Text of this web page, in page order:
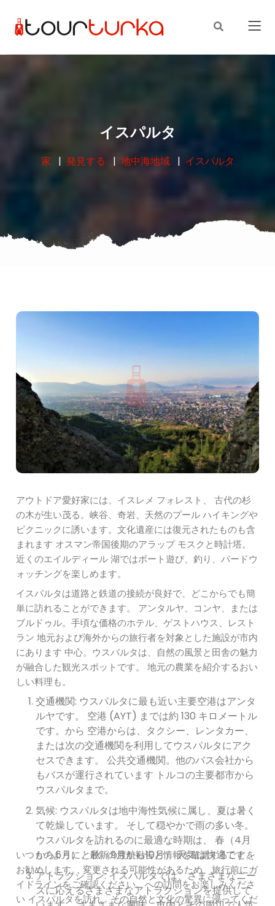
イスパルタ
家 発見する 地中海地域 イスパルタ
アウトドア愛好家には、イスレメ フォレスト、 古代の杉
の木が生い茂る。峡谷、奇岩、天然のプール ハイキングや
ピクニックに誘います。文化遺産には復元されたものも含
まれます オスマン帝国後期のアラップ モスクと時計塔。
近くのエイルディール 湖ではボート遊び、釣り、バードウ
ォッチングを楽しめます。
イスパルタは道路と鉄道の接続が良好で、どこからでも簡
単に訪れることができます。 アンタルヤ、コンヤ、または
ブルドゥル。手頃な価格のホテル、ゲストハウス、レスト
ラン 地元および海外からの旅行者を対象とした施設が市内
にあります 中心。ウスパルタは、自然の風景と田舎の魅力
が融合した観光スポットです。 地元の農業を紹介するおい
しい料理も。
交通機関: ウスパルタに最も近い主要空港はアンタ
ルヤです。 空港 (AYT) までは約 130 キロメートル
です。から 空港からは、タクシー、レンタカー、
または次の交通機関を利用してウスパルタにアク
セスできます。 公共交通機関。他のバス会社から
もバスが運行されています トルコの主要都市から
ウスパルタまで。
気候: ウスパルタは地中海性気候に属し、夏は暑く
て乾燥しています。 そして穏やかで雨の多い冬。
ウスパルタを訪れるのに最適な時期は、 春（4月
から6月）と秋（9月から10月） 天気は快適です。
アトラクション: イスパルタでは、さまざまなニー
ズに応えるさまざまなアトラクションを提供して
いつものように、最新の渡航勧告と情報を確認することを
お勧めします。 変更される可能性があるため、旅行前にガ
イドラインをご確認ください。への訪問をお楽しみくださ
い イスパルタを訪れ、その自然と文化の驚異に浸ってくだ